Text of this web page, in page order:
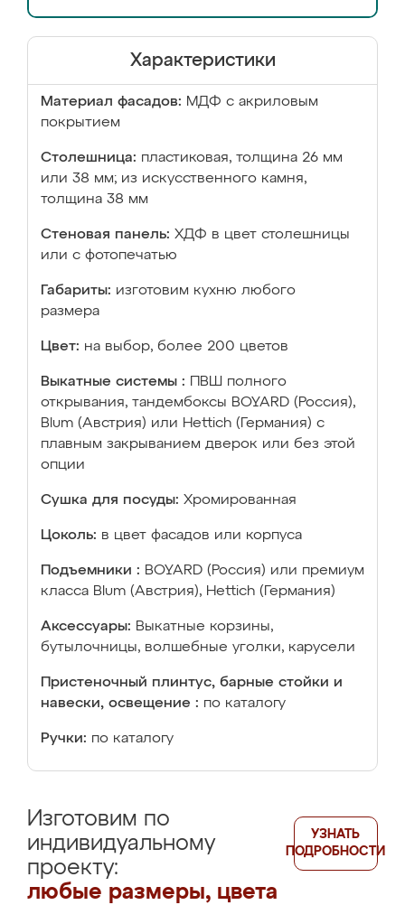
Характеристики
Материал фасадов: МДФ с акриловым
покрытием
Столешница: пластиковая, толщина 26 мм
или 38 мм; из искусственного камня,
толщина 38 мм
Стеновая панель: ХДФ в цвет столешницы
или с фотопечатью
Габариты: изготовим кухню любого
размера
Цвет: на выбор, более 200 цветов
Выкатные системы :
ПВШ полного
открывания, тандембоксы BOYARD (Россия),
Blum (Австрия) или Hettich (Германия) с
плавным закрыванием дверок или без этой
опции
Сушка для посуды: Хромированная
Цоколь: в цвет фасадов или корпуса
Подъемники : BOYARD (Россия) или премиум
класса Blum (Австрия), Hettich (Германия)
Аксессуары: Выкатные корзины,
бутылочницы, волшебные уголки, карусели
Пристеночный плинтус, барные стойки и
навески, освещение : по каталогу
Ручки: по каталогу
Изготовим по
индивидуальному
проекту:
любые размеры, цвета
УЗНАТЬ
ПОДРОБНОСТИ